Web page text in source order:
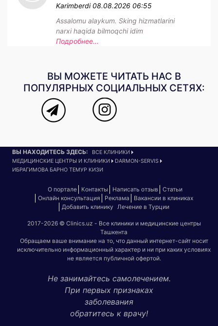
Karimberdi 08.08.2026 06:55
Assalomu alaykum. Sking hizmatlarini
narxi haqida bilmoqchi idim
Подробнее...
ВЫ МОЖЕТЕ ЧИТАТЬ НАС В
ПОПУЛЯРНЫХ СОЦИАЛЬНЫХ СЕТЯХ:
ВЫ НАХОДИТЕСЬ ЗДЕСЬ:
ВСЕ КЛИНИКИ
МЕДИЦИНСКИЕ ЦЕНТРЫ И КЛИНИКИ
DARMON-SERVIS
ИБРАГИМОВА БАРНО ТЕМУР КИЗИ
О портале Контакты Написать отзыв
Статьи
Онлайн консультация
Реклама
Вакансии в клиниках
Добавить клинику
Лечение в Турции
2017-2026 © Clinics.uz - Все клиники и медицинские центры
Ташкента
Обращаем ваше внимание на то, что данный интернет-сайт носит
исключительно информационный характер и ни при каких условиях
не является публичной офертой.
Не занимайтесь самолечением.
При первых признаках
заболевания
обратитесь к врачу!